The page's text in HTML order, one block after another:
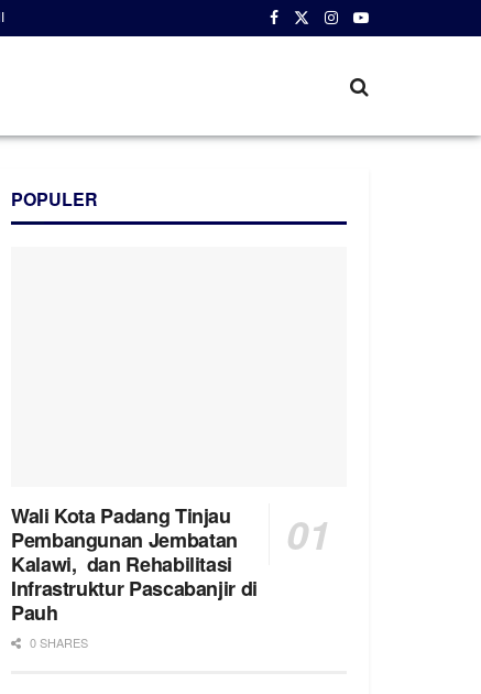
POPULER
Wali Kota Padang Tinjau
Pembangunan Jembatan
Kalawi, dan Rehabilitasi
Infrastruktur Pascabanjir di
Pauh
0 SHARES